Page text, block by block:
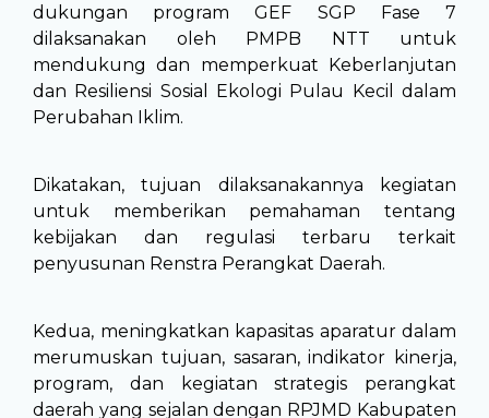
dukungan program GEF SGP Fase 7
dilaksanakan oleh PMPB NTT untuk
mendukung dan memperkuat Keberlanjutan
dan Resiliensi Sosial Ekologi Pulau Kecil dalam
Perubahan Iklim.
Dikatakan, tujuan dilaksanakannya kegiatan
untuk memberikan pemahaman tentang
kebijakan dan regulasi terbaru terkait
penyusunan Renstra Perangkat Daerah.
Kedua, meningkatkan kapasitas aparatur dalam
merumuskan tujuan, sasaran, indikator kinerja,
program, dan kegiatan strategis perangkat
daerah yang sejalan dengan RPJMD Kabupaten